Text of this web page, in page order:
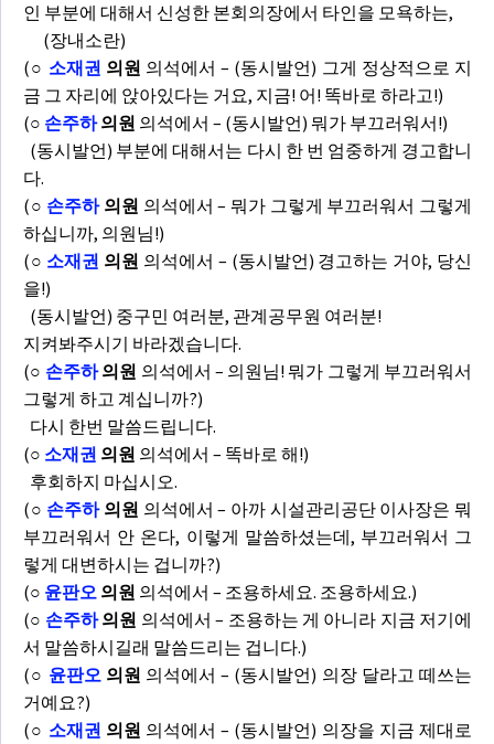
인 부분에 대해서 신성한 본회의장에서 타인을 모욕하는,
(장내소란)
(○ 소재권 의원 의석에서 – (동시발언) 그게 정상적으로 지
금 그 자리에 앉아있다는 거요, 지금! 어! 똑바로 하라고!)
(○ 손주하의원 의석에서 – (동시발언) 뭐가 부끄러워서!)
(동시발언) 부분에 대해서는 다시 한 번 엄중하게 경고합니
다.
(○ 손주하의원 의석에서 – 뭐가 그렇게 부끄러워서 그렇게
하십니까, 의원님!)
(○ 소재권 의원 의석에서 – (동시발언) 경고하는 거야, 당신
을!)
(동시발언) 중구민 여러분, 관계공무원 여러분!
지켜봐주시기 바라겠습니다.
(○ 손주하의원 의석에서 – 의원님! 뭐가 그렇게 부끄러워서
그렇게 하고 계십니까?)
다시 한번 말씀드립니다.
(○ 소재권 의원 의석에서 – 똑바로 해!)
후회하지 마십시오.
(○ 손주하의원 의석에서 – 아까 시설관리공단 이사장은 뭐
부끄러워서 안 온다, 이렇게 말씀하셨는데, 부끄러워서 그
렇게 대변하시는 겁니까?)
(○ 윤판오 의원 의석에서 – 조용하세요. 조용하세요.)
(○ 손주하의원 의석에서 – 조용하는 게 아니라 지금 저기에
서 말씀하시길래 말씀드리는 겁니다.)
(○ 윤판오의원 의석에서 – (동시발언) 의장 달라고 떼쓰는
거예요?)
(○ 소재권 의원 의석에서 – (동시발언) 의장을 지금 제대로